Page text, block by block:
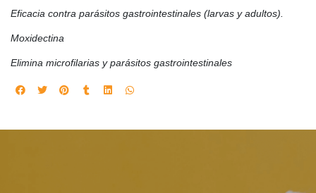
Eficacia contra parásitos gastrointestinales (larvas y adultos).
Moxidectina
Elimina microfilarias y parásitos gastrointestinales